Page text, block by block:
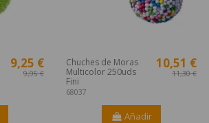
9,25 €
9,95 €
Chuches de Moras
Multicolor 250uds
Fini
68037
10,51 €
11,30 €
Añadir